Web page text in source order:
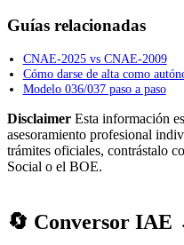
Guías relacionadas
CNAE-2025 vs CNAE-2009
Cómo darse de alta como
Modelo 036/037 paso a paso
Disclaimer Esta información
asesoramiento profesional
trámites oficiales, contrástalo
Social o el BOE.
🔄 Conversor